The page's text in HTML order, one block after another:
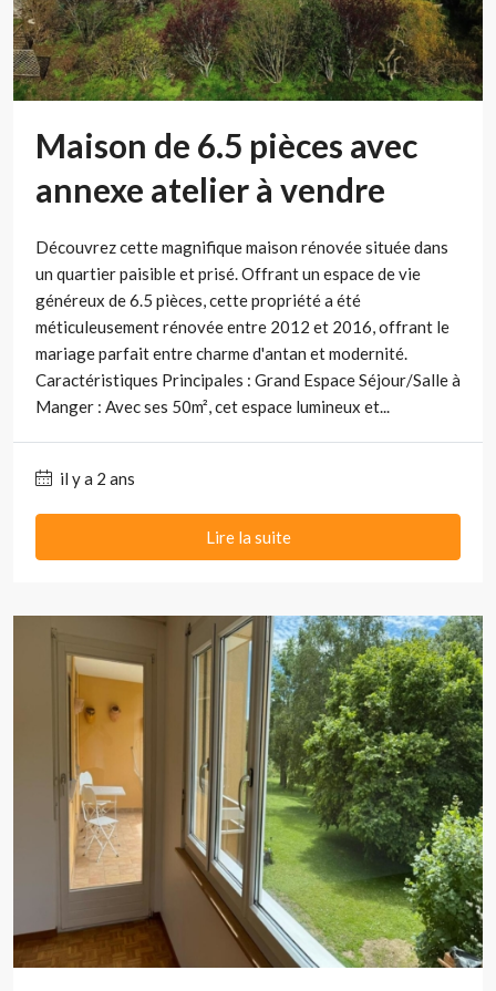
Maison de 6.5 pièces avec
annexe atelier à vendre
Découvrez cette magnifique maison rénovée située dans
un quartier paisible et prisé. Offrant un espace de vie
généreux de 6.5 pièces, cette propriété a été
méticuleusement rénovée entre 2012 et 2016, offrant le
mariage parfait entre charme d'antan et modernité.
Caractéristiques Principales : Grand Espace Séjour/Salle à
Manger : Avec ses 50m², cet espace lumineux et...
il y a 2 ans
Lire la suite